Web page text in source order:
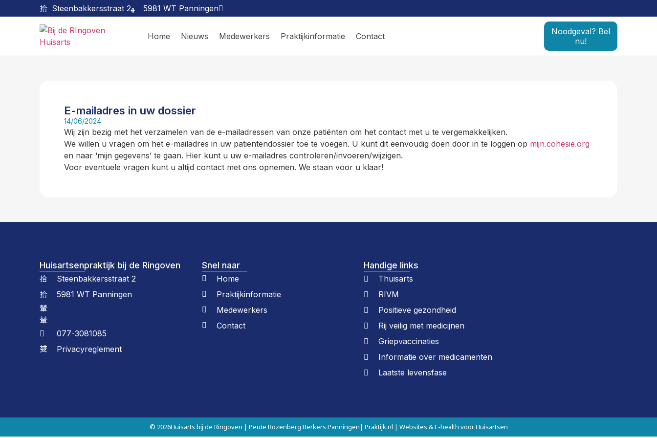
Steenbakkersstraat 2 5981 WT Panningen
Home Nieuws Medewerkers Praktijkinformatie Contact
Noodgeval? Bel
nu!
E-mailadres in uw dossier
14/06/2024
Wij zijn bezig met het verzamelen van de e-mailadressen van onze patiënten om het contact met u te vergemakkelijken.
We willen u vragen om het e-mailadres in uw patientendossier toe te voegen. U kunt dit eenvoudig doen door in te loggen op mijn.cohesie.org
en naar ‘mijn gegevens’ te gaan. Hier kunt u uw e-mailadres controleren/invoeren/wijzigen.
Voor eventuele vragen kunt u altijd contact met ons opnemen. We staan voor u klaar!
Huisartsenpraktijk bij de Ringoven
Steenbakkersstraat 2
5981 WT Panningen
077-3081085
Privacyreglement
Snel naar
Home
Praktijkinformatie
Medewerkers
Contact
Handige links
Thuisarts
RIVM
Positieve gezondheid
Rij veilig met medicijnen
Griepvaccinaties
Informatie over medicamenten
Laatste levensfase
© 2026Huisarts bij de Ringoven | Peute Rozenberg Berkers Panningen| Praktijk.nl | Websites & E-health voor Huisartsen